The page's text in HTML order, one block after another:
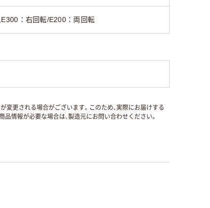
：右回転/E200：両回転
変更される場合がございます。このため、実際にお届けする
情報が必要な場合は、製造元にお問い合わせください。